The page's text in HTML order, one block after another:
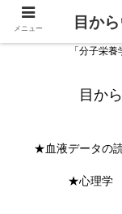
「分子栄
目か
★血液データの
★心理学
メニュー 目か